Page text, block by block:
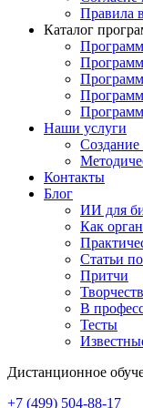
Правила
Каталог
Наши услуги
Создание
Контакты
Блог
ИИ для
Как
Статьи
Притчи
В
Тесты
Дистанционное
+7 (499) 504-88-17